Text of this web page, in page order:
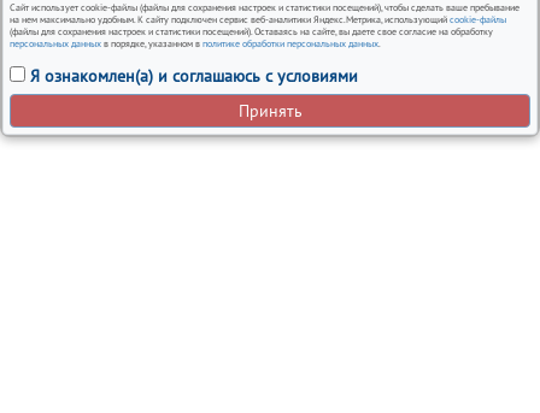
Сайт использует cookie-файлы (файлы для сохранения настроек и статистики посещений), чтобы сделать ваше пребывание
на нем максимально удобным. К сайту подключен сервис веб-аналитики Яндекс.Метрика, использующий cookie-файлы
(файлы для сохранения настроек и статистики посещений). Оставаясь на сайте, вы даете свое согласие на обработку
персональных данных в порядке, указанном в политике обработки персональных данных.
Я ознакомлен(а) и соглашаюсь с условиями
Принять